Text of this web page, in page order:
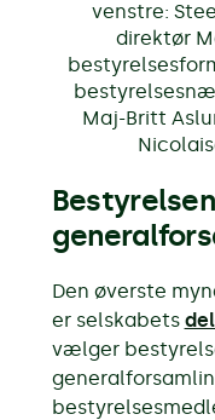
venstre:
direktør
Maj-Britt
Den øverste
er selskabets
vælger